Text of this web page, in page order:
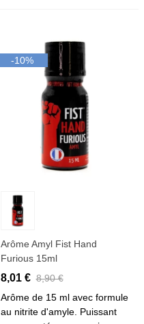
-10%
Arôme Amyl Fist Hand
Furious 15ml
8,01 € 8,90 €
Arôme de 15 ml avec formule
au nitrite d'amyle. Puissant